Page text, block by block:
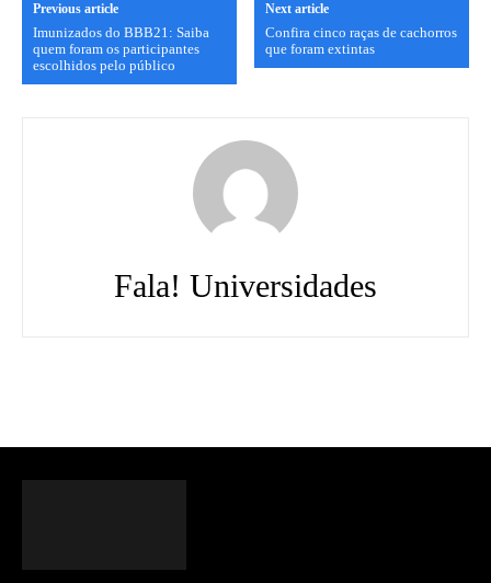
Previous article
Imunizados do BBB21: Saiba
quem foram os participantes
escolhidos pelo público
Next article
Confira cinco raças de cachorros
que foram extintas
Fala! Universidades